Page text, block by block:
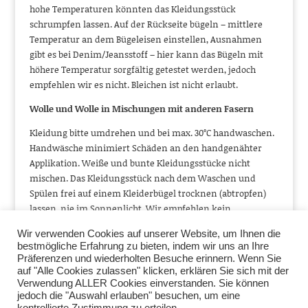
hohe Temperaturen könnten das Kleidungsstück
schrumpfen lassen. Auf der Rückseite bügeln – mittlere
Temperatur an dem Bügeleisen einstellen, Ausnahmen
gibt es bei Denim/Jeansstoff – hier kann das Bügeln mit
höhere Temperatur sorgfältig getestet werden, jedoch
empfehlen wir es nicht. Bleichen ist nicht erlaubt.
Wolle und Wolle in Mischungen mit anderen Fasern
Kleidung bitte umdrehen und bei max. 30°C handwaschen.
Handwäsche minimiert Schäden an den handgenähter
Applikation. Weiße und bunte Kleidungsstücke nicht
mischen. Das Kleidungsstück nach dem Waschen und
Spülen frei auf einem Kleiderbügel trocknen (abtropfen)
lassen, nie im Sonnenlicht. Wir empfehlen kein
Kleidungsstück schrumpfen lassen. Das Futter bei
niedrigerer Temperatur bügeln. Das Obermaterial aus der
Rückseite über ein nasses Tuch bei mittlerer Temperatur
bügeln. Es wird eine professionelle Reinigung empfohlen.
Bleichen ist nicht erlaubt.
Wir verwenden Cookies auf unserer Website, um Ihnen die
bestmögliche Erfahrung zu bieten, indem wir uns an Ihre
Präferenzen und wiederholten Besuche erinnern. Wenn Sie
auf "Alle Cookies zulassen" klicken, erklären Sie sich mit der
Verwendung ALLER Cookies einverstanden. Sie können
jedoch die "Auswahl erlauben" besuchen, um eine